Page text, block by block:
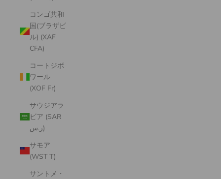
コンゴ共和
国(ブラザビ
ル) (XAF
CFA)
コートジボ
ワール
(XOF Fr)
サウジアラ
ビア (SAR
ر.س)
サモア
(WST T)
サントメ・